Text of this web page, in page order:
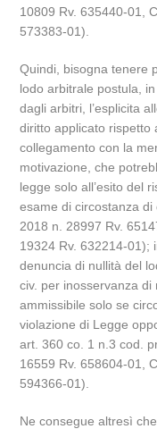
10809 Rv. 635440-01,
573383-01).
Quindi, bisogna tenere
lodo arbitrale postula,
dagli arbitri, l’esplicita
diritto applicato rispetto
collegamento con la
motivazione, che
legge solo all’esito del
esame di circostanza
2018 n. 28997 Rv.
19324 Rv. 632214-01);
denuncia di nullità del
civ. per inosservanza
ammissibile solo se
violazione di Legge
art. 360 co. 1 n.3 cod.
16559 Rv. 658604-01,
594366-01).
Ne consegue altresì